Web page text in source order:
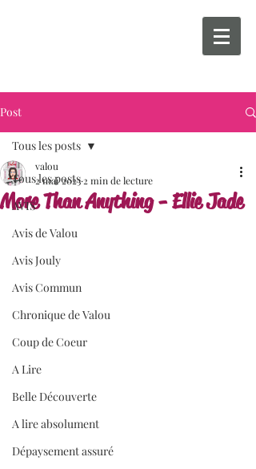
Post
Tous les posts
AVIS
Avis de Valou
Avis Jouly
Avis Commun
Chronique de Valou
Coup de Coeur
A Lire
Belle Découverte
A lire absolument
Dépaysement assuré
Tous les posts
More Than Anything - Ellie Jade
valou
2 mai 2023 2 min de lecture